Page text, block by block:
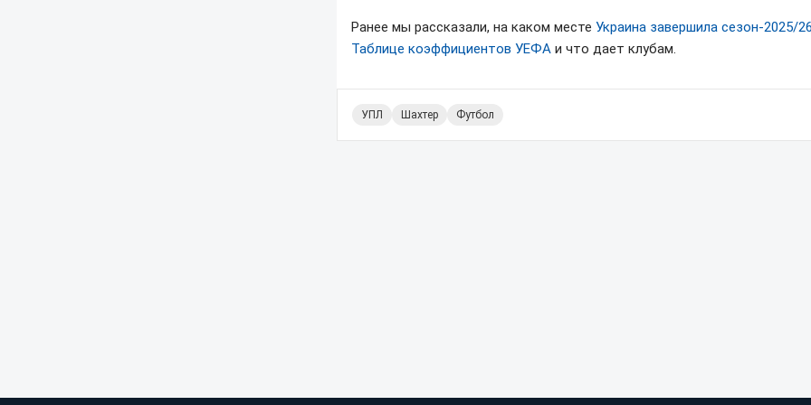
Ранее мы рассказали, на каком месте Украина завершила сезон-2025/
Таблице коэффициентов УЕФА и что дает клубам.
УПЛ Шахтер Футбол